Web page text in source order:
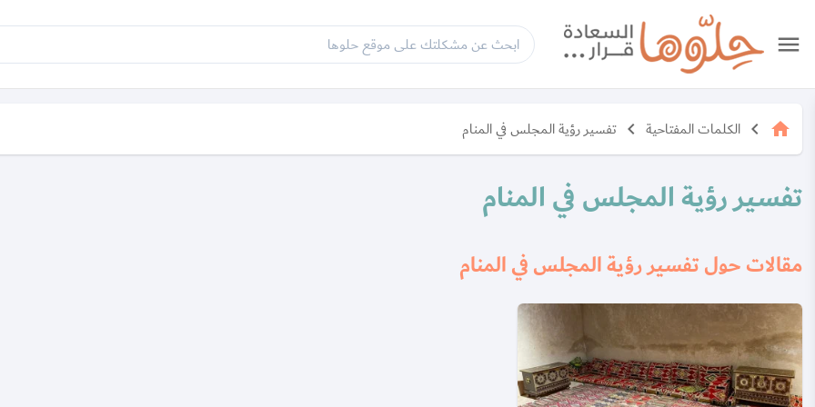
menu
home
keyboard_arrow_left الكلمات المفتاحية keyboard_arrow_left تفسير رؤية المجلس في المنام
تفسير رؤية المجلس في المنام
مقالات حول تفسير رؤية المجلس في المنام